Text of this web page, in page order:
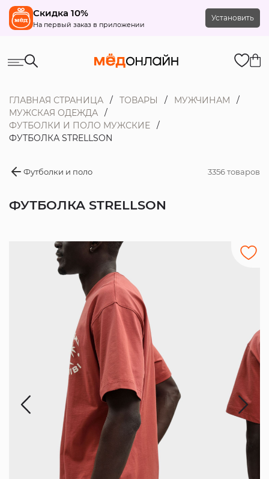
Скидка 10%
На первый заказ в приложении
Установить
ГЛАВНАЯ СТРАНИЦА ТОВАРЫ
МУЖЧИНАМ
МУЖСКАЯ ОДЕЖДА
ФУТБОЛКИ И ПОЛО МУЖСКИЕ
ФУТБОЛКА STRELLSON
Футболки и поло 3356 товаров
ФУТБОЛКА STRELLSON